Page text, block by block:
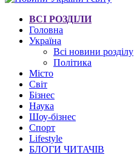
ВСІ РОЗДІЛИ
Головна
Україна
Всі новини розділу
Політика
Місто
Світ
Бізнес
Наука
Шоу-бізнес
Спорт
Lifestyle
БЛОГИ ЧИТАЧІВ